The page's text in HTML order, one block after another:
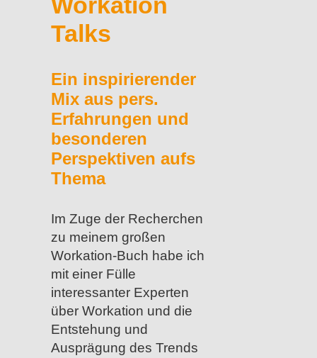
Workation
Talks
Ein inspirierender
Mix aus pers.
Erfahrungen und
besonderen
Perspektiven aufs
Thema
Im Zuge der Recherchen
zu meinem großen
Workation-Buch habe ich
mit einer Fülle
interessanter Experten
über Workation und die
Entstehung und
Ausprägung des Trends